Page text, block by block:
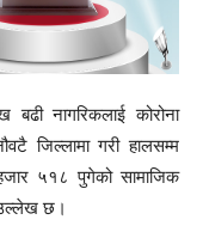
नागरिकलाई कोरोना
जिल्लामा गरी हालसम्म
५१८ पुगेको सामाजिक
उल्लेख छ।